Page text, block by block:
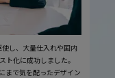
し、大量仕入れや国内
ト化に成功しました。
まで気を配ったデザイン